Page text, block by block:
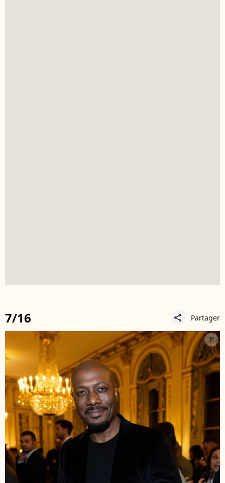
7/16 share Partager